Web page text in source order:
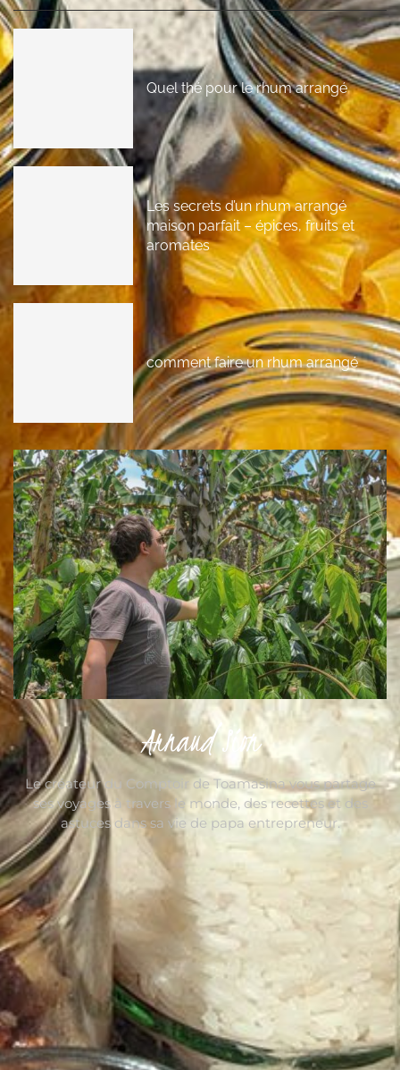
Quel thé pour le rhum arrangé
Les secrets d’un rhum arrangé
maison parfait – épices, fruits et
aromates
comment faire un rhum arrangé
Arnaud Sion
Le créateur du Comptoir de Toamasina vous partage
ses voyages à travers le monde, des recettes et des
astuces dans sa vie de papa entrepreneur.